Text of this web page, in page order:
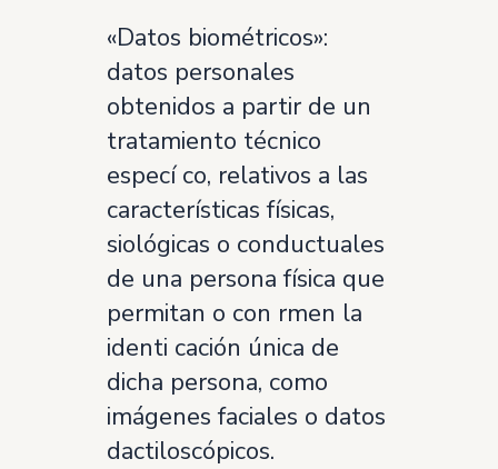
«Datos biométricos»:
datos personales
obtenidos a partir de un
tratamiento técnico
especí co, relativos a las
características físicas,
siológicas o conductuales
de una persona física que
permitan o con rmen la
identi cación única de
dicha persona, como
imágenes faciales o datos
dactiloscópicos.